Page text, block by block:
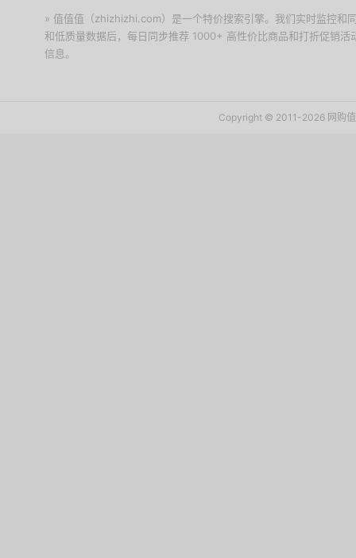
» 值值值（zhizhizhi.com）是一个特价搜索引擎。我们实时监控和
和低质量数据后，每日同步推荐 1000+ 高性价比商品和打折促销
信息。
Copyright © 2011-2026 网购